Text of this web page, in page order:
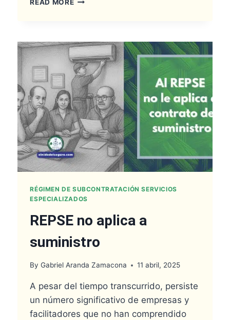
READ MORE
SILLA
RÉGIMEN DE SUBCONTRATACIÓN SERVICIOS
ESPECIALIZADOS
REPSE no aplica a
suministro
By Gabriel Aranda Zamacona 11 abril, 2025
A pesar del tiempo transcurrido, persiste
un número significativo de empresas y
facilitadores que no han comprendido